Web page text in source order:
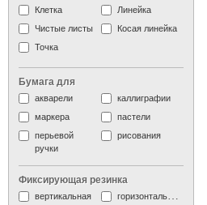
Клетка
Линейка
Чистые листы
Косая линейка
Точка
Бумага для
акварели
каллиграфии
маркера
пастели
перьевой
ручки
рисования
Фиксирующая резинка
вертикальная
горизонтальная